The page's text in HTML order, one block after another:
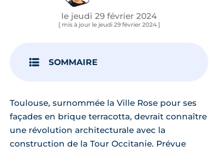
le jeudi 29 février 2024
[ mis à jour le jeudi 29 février 2024 ]
SOMMAIRE
Toulouse, surnommée la Ville Rose pour ses
façades en brique terracotta, devrait connaître
une révolution architecturale avec la
construction de la Tour Occitanie. Prévue